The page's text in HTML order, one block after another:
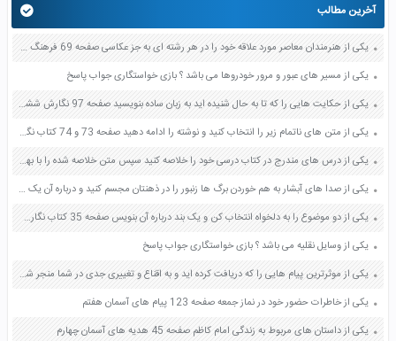
آخرین مطالب
یکی از هنرمندان معاصر مورد علاقه خود را در هر رشته ای به جز عکاسی صفحه 69 فرهنگ و هنر نهم
یکی از مسیر های عبور و مرور خودروها می باشد ؟ بازی خواستگاری جواب پاسخ
یکی از حکایت هایی را که تا به حال شنیده اید به زبان ساده بنویسید صفحه 97 نگارش ششم دبستان
یکی از متن های ناتمام زیر را انتخاب کنید و نوشته را ادامه دهید صفحه 73 و 74 کتاب نگارش فارسی پنجم دبستان
یکی از درس های مندرج در کتاب درسی خود را خلاصه کنید سپس متن خلاصه شده را با بهره گیری از روش های دسته بندی نمودار جدول نقشه مفهومی نشان دهید صفحه 118 نگارش یازدهم
یکی از صدا های آبشار به هم خوردن برگ ها زنبور را در ذهنتان مجسم کنید و درباره آن یک بند بنویسید صفحه 11 نگارش پنجم
یکی از دو موضوع را به دلخواه انتخاب کن و یک بند درباره آن بنویس صفحه 35 کتاب نگارش فارسی سوم
یکی از وسایل نقلیه می باشد ؟ بازی خواستگاری جواب پاسخ
یکی از موثرترین پیام هایی را که دریافت کرده اید و به اقناع و تغییری جدی در شما منجر شده است برسی کنید و علت این تاثیر گذاری قابل توجه را بنویسید صفحه 52 تفکر و سواد رسانه ای دهم
یکی از خاطرات حضور خود در نماز جمعه صفحه 123 پیام های آسمان هفتم
یکی از داستان های مربوط به زندگی امام کاظم صفحه 45 هدیه های آسمان چهارم